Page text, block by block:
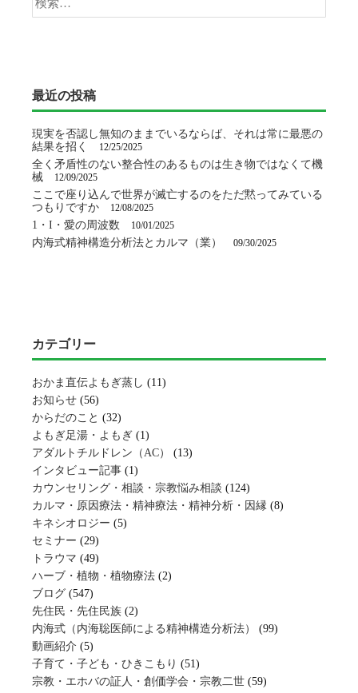
索:
最近の投稿
現実を否認し無知のままでいるならば、それは常に最悪の
結果を招く
12/25/2025
全く矛盾性のない整合性のあるものは生き物ではなくて機
械
12/09/2025
ここで座り込んで世界が滅亡するのをただ黙ってみている
つもりですか
12/08/2025
1・I・愛の周波数 10/01/2025
内海式精神構造分析法とカルマ（業） 09/30/2025
カテゴリー
おかま直伝よもぎ蒸し (11)
お知らせ (56)
からだのこと (32)
よもぎ足湯・よもぎ (1)
アダルトチルドレン（AC）
(13)
インタビュー記事 (1)
カウンセリング・相談・宗教悩み相談 (124)
カルマ・原因療法・精神療法・精神分析・因縁 (8)
キネシオロジー (5)
セミナー (29)
トラウマ (49)
ハーブ・植物・植物療法 (2)
ブログ (547)
先住民・先住民族 (2)
内海式（内海聡医師による精神構造分析法）
(99)
動画紹介 (5)
子育て・子ども・ひきこもり (51)
宗教・エホバの証人・創価学会・宗教二世 (59)